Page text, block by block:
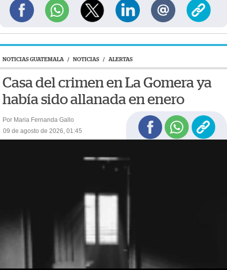
NOTICIAS GUATEMALA / NOTICIAS / ALERTAS
Casa del crimen en La Gomera ya
había sido allanada en enero
Por Maria Fernanda Gallo
09 de agosto de 2026, 01:45